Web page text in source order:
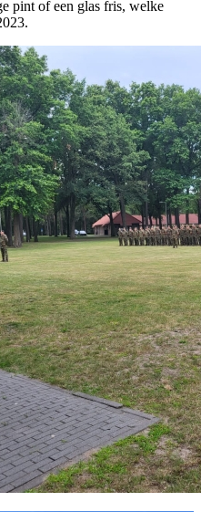
pint of een glas fris, welke